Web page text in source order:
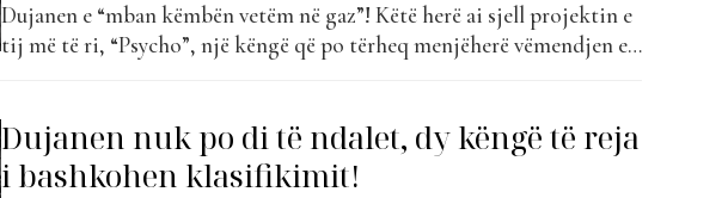
Dujanen e “mban këmbën vetëm në gaz”! Këtë herë ai sjell projektin e
tij më të ri, “Psycho”, një këngë që po tërheq menjëherë vëmendjen e
eksperimentojë me stilin e...
Dujanen nuk po di të ndalet, dy këngë të reja
i bashkohen klasifikimit!